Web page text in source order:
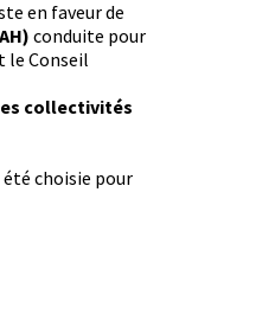
en faveur de
conduite pour
le Conseil
es collectivités
été choisie pour